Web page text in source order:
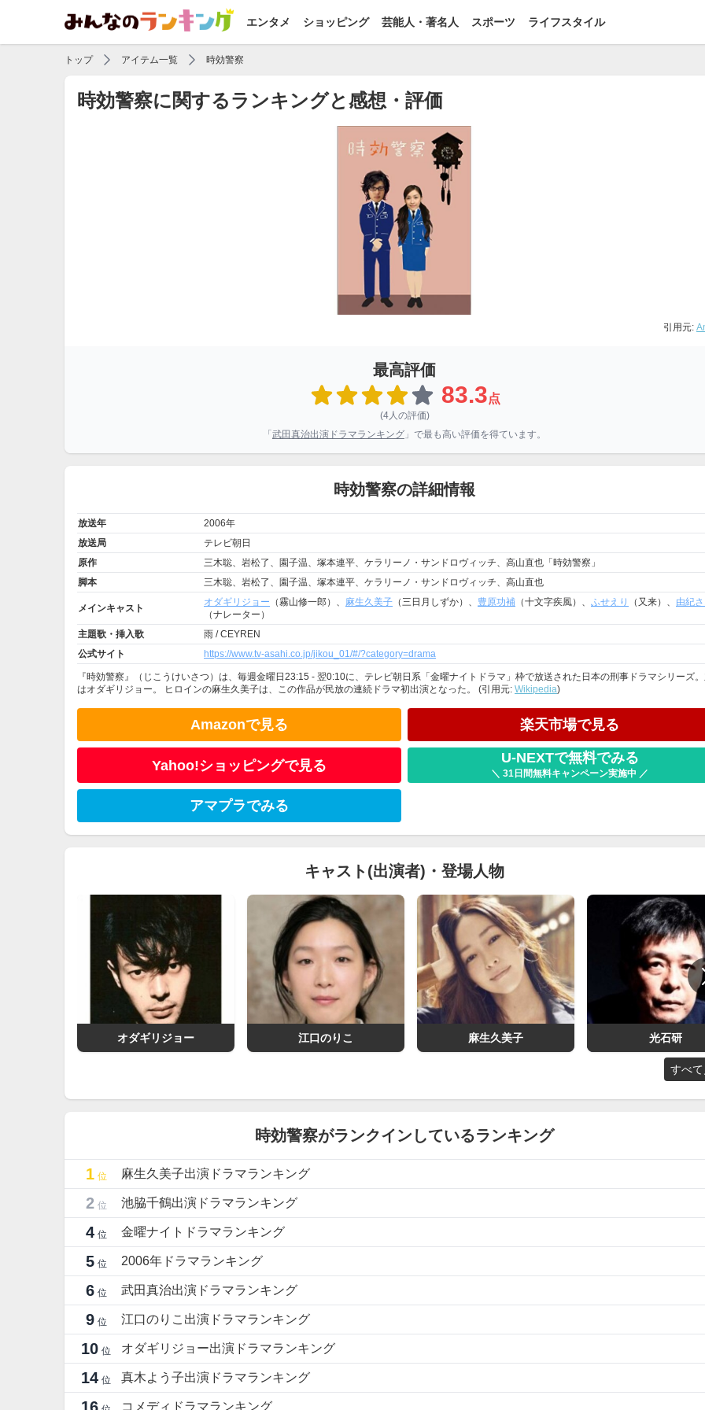
エンタメ ショッピング 芸能人・著名人 スポーツ ライフスタイル
トップ アイテム一覧 時効警察
時効警察に関するランキングと感想・評価
引用元:
最高評価
83.3点
(4人の評価)
「 武田真治出演ドラマランキング 」で最も高い評価を得ています。
時効警察の詳細情報
放送年
2006年
放送局
テレビ朝日
原作
三木聡、岩松了、園子温、塚本連平、ケラリーノ・サンドロヴィッチ、高山直也「時効警察」
脚本
三木聡、岩松了、園子温、塚本連平、ケラリーノ・サンドロヴィッチ、高山直也
メインキャスト
オダギリジョー （霧山修一郎）、 麻生久美子 （三日月しずか）、 豊原功補 （十文字疾風）、 ふせえり （又来）、 由紀
（ナレーター）
主題歌・挿入歌
雨 / CEYREN
公式サイト
https://www.tv-asahi.co.jp/jikou_01/#/?category=drama
『時効警察』（じこうけいさつ）は、毎週金曜日23:15 - 翌0:10に、テレビ朝日系「金曜ナイトドラマ」枠で放送された日本の刑事ドラマシリーズ
はオダギリジョー。 ヒロインの麻生久美子は、この作品が民放の連続ドラマ初出演となった。 (引用元: Wikipedia)
Amazonで見る 楽天市場で見る
Yahoo!ショッピングで見る U-NEXTで無料でみる
＼ 31日間無料キャンペーン実施中 ／
アマプラでみる
キャスト(出演者)・登場人物
オダギリジョー 江口のりこ 麻生久美子 光石研
すべ
時効警察がランクインしているランキング
1 位 麻生久美子出演ドラマランキング
2 位 池脇千鶴出演ドラマランキング
4 位 金曜ナイトドラマランキング
5 位 2006年ドラマランキング
6 位 武田真治出演ドラマランキング
9 位 江口のりこ出演ドラマランキング
10 位 オダギリジョー出演ドラマランキング
14 位 真木よう子出演ドラマランキング
コメディドラマランキング